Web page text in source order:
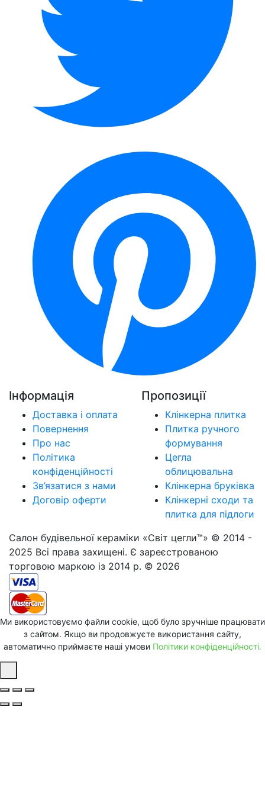
Інформація
Доставка і оплата
Повернення
Про нас
Політика
конфіденційності
Зв’язатися з нами
Договір оферти
Пропозиції
Клінкерна плитка
Плитка ручного
формування
Цегла
облицювальна
Клінкерна бруківка
Клінкерні сходи та
плитка для підлоги
Салон будівельної кераміки «Світ цегли™» © 2014 -
2025 Всі права захищені. Є зареєстрованою
торговою маркою із 2014 р. © 2026
Ми використовуємо файли cookie, щоб було зручніше працювати
з сайтом. Якщо ви продовжуєте використання сайту,
автоматично приймаєте наші умови Політики конфіденційності.